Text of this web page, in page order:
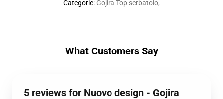
Categorie: Gojira Top serbatoio,
What Customers Say
5 reviews for Nuovo design - Gojira